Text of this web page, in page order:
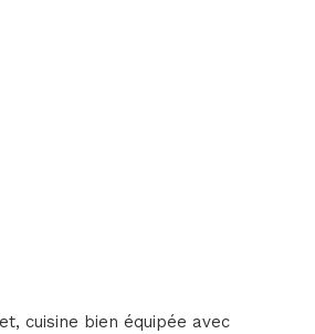
cuisine bien équipée avec